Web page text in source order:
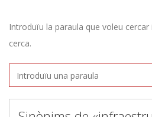
Introduïu la paraula que voleu
cerca.